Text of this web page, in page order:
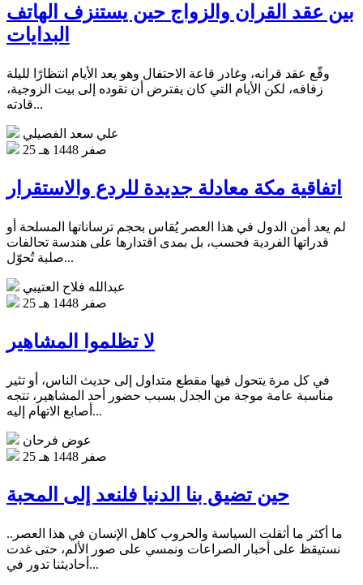
بين عقد القران والزواج حين يستنزف الهاتف
البدايات
وقّع عقد قرانه، وغادر قاعة الاحتفال وهو يعد الأيام انتظارًا لليلة
زفافه، لكن الأيام التي كان يفترض أن تقوده إلى بيت الزوجية،
قادته...
علي سعد الفصيلي
25 صفر 1448 هـ
اتفاقية مكة معادلة جديدة للردع والاستقرار
لم يعد أمن الدول في هذا العصر يُقاس بحجم ترساناتها المسلحة أو
قدراتها الفردية فحسب، بل بمدى اقتدارها على هندسة تحالفات
صلبة تُحوّل...
عبدالله فلاح العتيبي
25 صفر 1448 هـ
لا تظلموا المشاهير
في كل مرة يتحول فيها مقطع متداول إلى حديث الناس، أو تثير
مناسبة عامة موجة من الجدل بسبب حضور أحد المشاهير، تتجه
أصابع الاتهام إليه...
عوض فرحان
25 صفر 1448 هـ
حين تضيق بنا الدنيا فلنعد إلى المحبة
ما أكثر ما أثقلت السياسة والحروب كاهل الإنسان في هذا العصر..
نستيقظ على أخبار الصراعات ونمسي على صور الألم، حتى غدت
أحاديثنا تدور في...